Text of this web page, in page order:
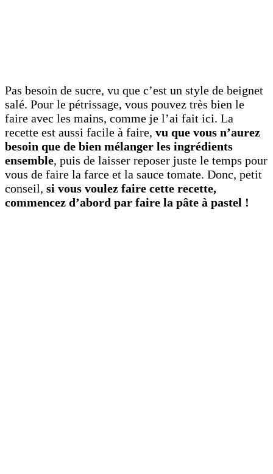
Pas besoin de sucre, vu que c’est un style de beignet
salé. Pour le pétrissage, vous pouvez très bien le
faire avec les mains, comme je l’ai fait ici. La
recette est aussi facile à faire, vu que vous n’aurez
besoin que de bien mélanger les ingrédients
ensemble, puis de laisser reposer juste le temps pour
vous de faire la farce et la sauce tomate. Donc, petit
conseil, si vous voulez faire cette recette,
commencez d’abord par faire la pâte à pastel !